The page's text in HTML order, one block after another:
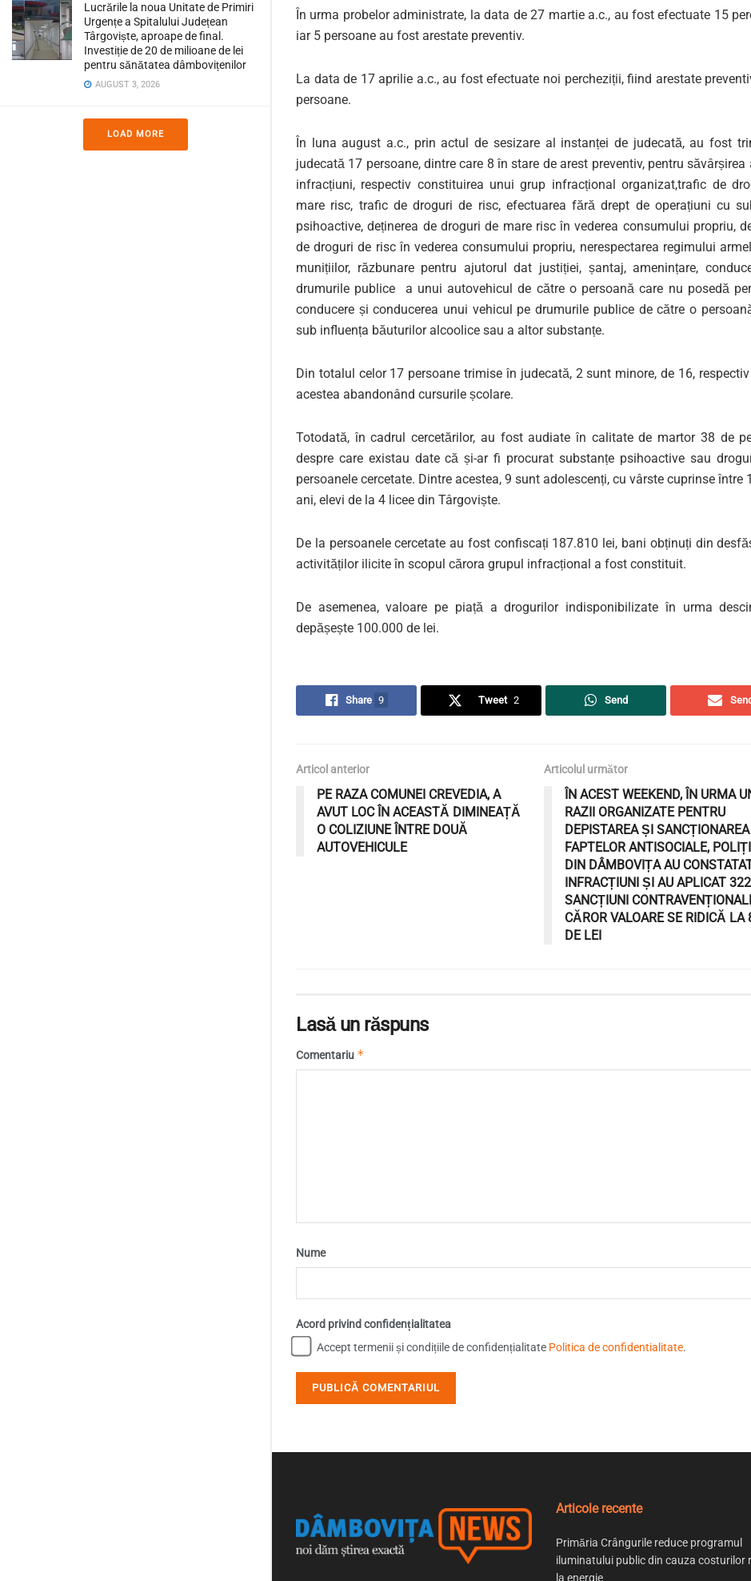
Lucrările la noua Unitate de Primiri
Urgențe a Spitalului Județean
Târgoviște, aproape de final.
Investiție de 20 de milioane de lei
pentru sănătatea dâmbovițenilor
AUGUST 3, 2026
LOAD MORE
În urma probelor administrate, la data de 27 martie a.c., au fost efectuate 15
iar 5 persoane au fost arestate preventiv.
La data de 17 aprilie a.c., au fost efectuate noi percheziții, fiind arestate
persoane.
În luna august a.c., prin actul de sesizare al instanței de judecată, au fost
judecată 17 persoane, dintre care 8 în stare de arest preventiv, pentru săvârșirea
infracțiuni, respectiv constituirea unui grup infracțional organizat,trafic de
mare risc, trafic de droguri de risc, efectuarea fără drept de operațiuni cu
psihoactive, deținerea de droguri de mare risc în vederea consumului propriu,
de droguri de risc în vederea consumului propriu, nerespectarea regimului
munițiilor, răzbunare pentru ajutorul dat justiției, șantaj, amenințare,
drumurile publice a unui autovehicul de către o persoană care nu posedă
conducere și conducerea unui vehicul pe drumurile publice de către o
sub influența băuturilor alcoolice sau a altor substanțe.
Din totalul celor 17 persoane trimise în judecată, 2 sunt minore, de 16,
acestea abandonând cursurile școlare.
Totodată, în cadrul cercetărilor, au fost audiate în calitate de martor 38 de
despre care existau date că și-ar fi procurat substanțe psihoactive sau
persoanele cercetate. Dintre acestea, 9 sunt adolescenți, cu vârste cuprinse între
ani, elevi de la 4 licee din Târgoviște.
De la persoanele cercetate au fost confiscați 187.810 lei, bani obținuți din
activităților ilicite în scopul cărora grupul infracțional a fost constituit.
De asemenea, valoare pe piață a drogurilor indisponibilizate în urma
depășește 100.000 de lei.
Share 9 Tweet 2 Send
Articol anterior
PE RAZA COMUNEI CREVEDIA, A
AVUT LOC ÎN ACEASTĂ DIMINEAȚĂ
O COLIZIUNE ÎNTRE DOUĂ
AUTOVEHICULE
Articolul următor
ÎN ACEST WEEKEND, ÎN URMA
RAZII ORGANIZATE PENTRU
DEPISTAREA ȘI SANCȚIONAREA
FAPTELOR ANTISOCIALE,
DIN DÂMBOVIȚA AU
INFRACȚIUNI ȘI AU APLICAT
SANCȚIUNI
CĂROR VALOARE SE RIDICĂ LA
DE LEI
Lasă un răspuns
Comentariu *
Nume
Acord privind confidențialitatea
Accept termenii și condițiile de confidențialitate Politica de confidentialitate.
Articole recente
Primăria Crângurile reduce programul
iluminatului public din cauza costurilor
la energie